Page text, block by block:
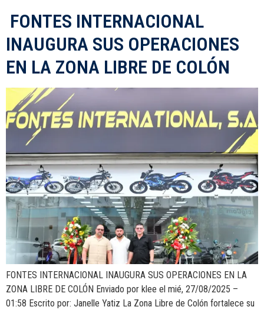
FONTES INTERNACIONAL
INAUGURA SUS OPERACIONES
EN LA ZONA LIBRE DE COLÓN
FONTES INTERNACIONAL INAUGURA SUS OPERACIONES EN LA
ZONA LIBRE DE COLÓN Enviado por klee el mié, 27/08/2025 –
01:58 Escrito por: Janelle Yatiz La Zona Libre de Colón fortalece su